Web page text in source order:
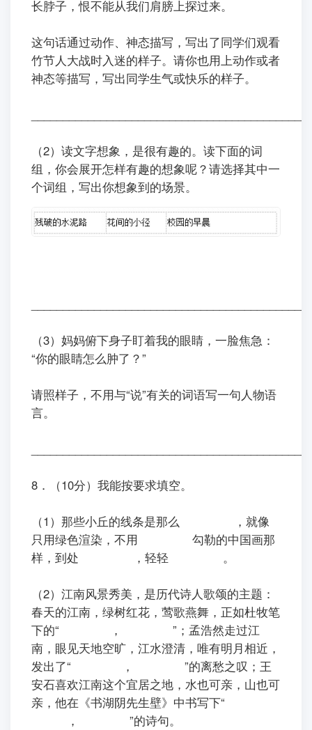
长脖子，恨不能从我们肩膀上探过来。
ㅤㅤ这句话通过动作、神态描写，写出了同学们观看
竹节人大战时入迷的样子。请你也用上动作或者
神态等描写，写出同学生气或快乐的样子。
（2）读文字想象，是很有趣的。读下面的词
组，你会展开怎样有趣的想象呢？请选择其中一
个词组，写出你想象到的场景。
（3）妈妈俯下身子盯着我的眼睛，一脸焦急：
“你的眼睛怎么肿了？”
请照样子，不用与“说”有关的词语写一句人物语
言。
8．（10分）我能按要求填空。
（1）那些小丘的线条是那么
，就像
只用绿色渲染，不用
勾勒的中国画那
样，到处
，轻轻 。
（2）江南风景秀美，是历代诗人歌颂的主题：
春天的江南，绿树红花，莺歌燕舞，正如杜牧笔
下的“
，
”；孟浩然走过江
南，眼见天地空旷，江水澄清，唯有明月相近，
发出了“
，
”的离愁之叹；王
安石喜欢江南这个宜居之地，水也可亲，山也可
亲，他在《书湖阴先生壁》中书写下“
，
”的诗句。